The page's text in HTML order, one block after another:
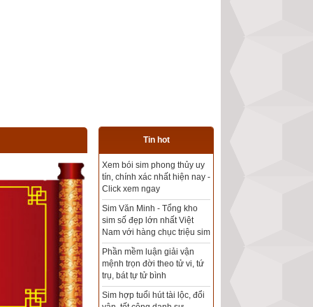
Tin hot
Tổng kho sim phong thủy -
Sim hợp tuổi - Sim hợp
Xem bói sim phong thủy
theo khoa học tử vi, tứ trụ
chính xác nhất
Mua sim Thần tài, Thần tài
theo bạn! Giao sim miễn phí